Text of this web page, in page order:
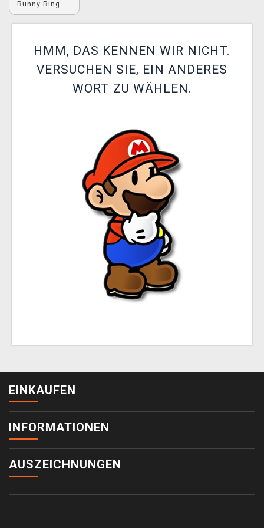
XZONE CLUB
Bunny Bing
HMM, DAS KENNEN WIR NICHT.
VERSUCHEN SIE, EIN ANDERES
WORT ZU WÄHLEN.
EINKAUFEN
INFORMATIONEN
AUSZEICHNUNGEN